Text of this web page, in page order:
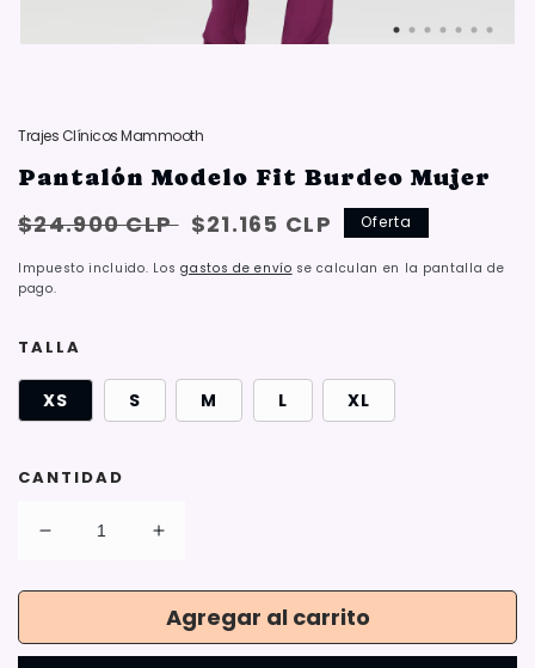
Trajes Clínicos Mammooth
Pantalón Modelo Fit Burdeo Mujer
Precio
$24.900 CLP Oferta:
saved_amount
$21.165 CLP Oferta
Impuesto incluido. Losgastos de envío se calculan en la pantalla de
pago.
TALLA
XS S M L XL
CANTIDAD
Reducir
para
Modelo
Aumentar
para
Pantalón
Modelo
Agregar al carrito